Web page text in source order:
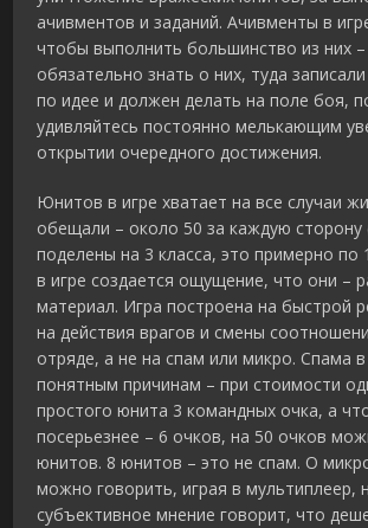
ачивментов и заданий. Ачивменты в
чтобы выполнить большинство из них
обязательно знать о них, туда
по идее и должен делать на поле боя,
удивляйтесь постоянно мелькающим
открытии очередного достижения.
Юнитов в игре хватает на все случаи
обещали – около 50 за каждую сторону
поделены на 3 класса, это примерно по
в игре создается ощущение, что они –
материал. Игра построена на быстрой
на действия врагов и смены
отряде, а не на спам или микро. Спама
понятным причинам – при стоимости
простого юнита 3 командных очка, а
посерьезнее – 6 очков, на 50 очков
юнитов. 8 юнитов – это не спам. О
можно говорить, играя в мультиплеер,
субъективное мнение говорит, что